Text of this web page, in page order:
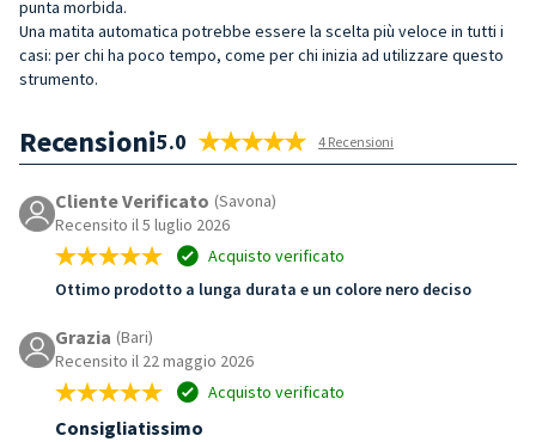
punta morbida.
Una matita automatica potrebbe essere la scelta più veloce in tutti i
casi: per chi ha poco tempo, come per chi inizia ad utilizzare questo
strumento.
Recensioni5.0 4 Recensioni
Cliente Verificato (Savona)
Recensito il 5 luglio 2026
Acquisto verificato
Ottimo prodotto a lunga durata e un colore nero deciso
Grazia (Bari)
Recensito il 22 maggio 2026
Acquisto verificato
Consigliatissimo